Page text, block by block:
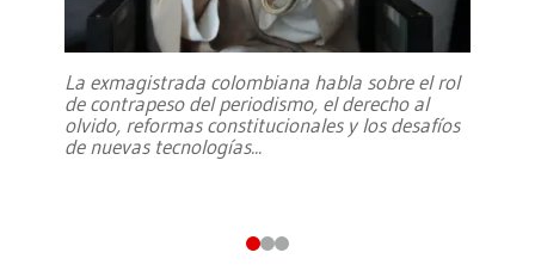
La exmagistrada colombiana habla sobre el rol
de contrapeso del periodismo, el derecho al
olvido, reformas constitucionales y los desafíos
de nuevas tecnologías...